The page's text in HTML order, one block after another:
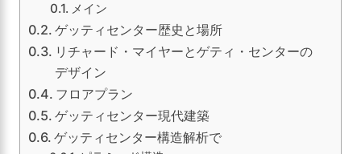
メイン
ゲッティセンター歴史と場所
リチャード・マイヤーとゲティ・センターの
デザイン
フロアプラン
ゲッティセンター現代建築
ゲッティセンター構造解析で